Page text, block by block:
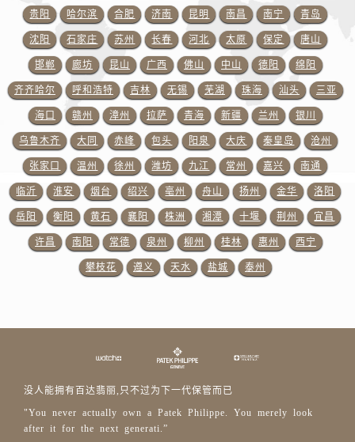
新疆维吾尔自治区塔城市塔城地区闻琴路售后服务中心（需提前预约）
新疆维吾尔自治区铁门关市兴疆路售后服务中心（需提前预约）
新疆维吾尔自治区图木舒克市图木舒克市中兴街售后服务中心（需提前预约）
新疆维吾尔自治区吐鲁番市高昌区文化中路文化中路售后服务中心（需提前预约）
新疆维吾尔自治区乌苏市乌鲁木齐北路售后服务中心（需提前预约）
新疆维吾尔自治区五家渠市长征西街售后服务中心（需提前预约）
新疆维吾尔自治区新星市东风路售后服务中心（需提前预约）
新疆维吾尔自治区伊宁市解放西路售后服务中心（需提前预约）
贵州省安顺市西秀区中华南路售后服务中心（需提前预约）
贵州省毕节市七星关区松山路售后服务中心（需提前预约）
贵州省六盘水市钟山区钟山大道售后服务中心（需提前预约）
贵州省黔东南苗族侗族自治州凯里市北京西路售后服务中心（需提前预约）
贵阳 哈尔滨 合肥 济南 昆明 南昌 南宁 青岛
沈阳 石家庄 苏州 长春 河北 太原 保定 唐山
邯郸 廊坊 昆山 广西 佛山 中山 德阳 绵阳
齐齐哈尔 呼和浩特 吉林 无锡 芜湖 珠海 汕头 三亚
海口 赣州 漳州 拉萨 青海 新疆 兰州 银川
乌鲁木齐 大同 赤峰 包头 阳泉 大庆 秦皇岛 沧州
张家口 温州 徐州 潍坊 九江 常州 嘉兴 南通
临沂 淮安 烟台 绍兴 亳州 舟山 扬州 金华 洛阳
岳阳 衡阳 黄石 襄阳 株洲 湘潭 十堰 荆州 宜昌
许昌 南阳 常德 泉州 柳州 桂林 惠州 西宁
攀枝花 遵义 天水 盐城 泰州
没人能拥有百达翡丽,只不过为下一代保管而已
"You never actually own a Patek Philippe. You merely look
after it for the next generati.”